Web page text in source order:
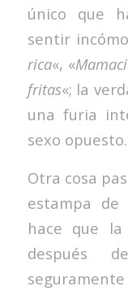
único que
sentir
rica«, «
fritas«; la
una furia
sexo opuesto.
Otra cosa
estampa
hace que la
después